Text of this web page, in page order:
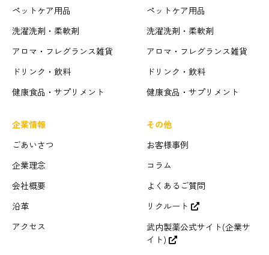
ペットケア用品
洗濯洗剤・柔軟剤
アロマ・フレグランス雑貨
ドリンク・飲料
健康食品・サプリメント
ペットケア用品
洗濯洗剤・柔軟剤
アロマ・フレグランス雑貨
ドリンク・飲料
健康食品・サプリメント
企業情報
ごあいさつ
企業理念
会社概要
沿革
アクセス
その他
お客様事例
コラム
よくあるご質問
リクルート
武内製薬公式サイト(企業サ
イト)